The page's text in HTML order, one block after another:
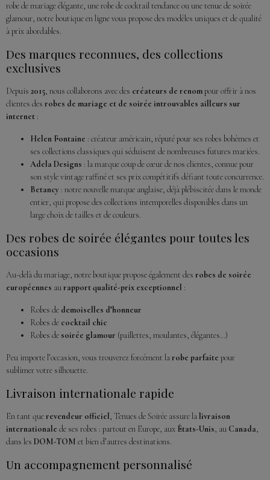
robe de mariage élégante, une robe de cocktail tendance ou une tenue de soirée
glamour, notre boutique en ligne vous propose des modèles uniques et de qualité
à prix abordables.
Des marques reconnues, des collections
exclusives
Depuis 2015, nous collaborons avec des créateurs de renompour offrir à nos
clientes des robes de mariage et de soirée introuvables ailleurs sur
internet :
Helen Fontaine : créateur américain, réputé pour ses robes bohèmes et
ses collections classiques qui séduisent de nombreuses futures mariées.
Adela Designs : la marque coup de cœur de nos clientes, connue pour
son style vintage raffiné et ses prix compétitifs défiant toute concurrence.
Betancy : notre nouvelle marque anglaise, déjà plébiscitée dans le monde
entier, qui propose des collections intemporelles disponibles dans un
large choix de tailles et de couleurs.
Des robes de soirée élégantes pour toutes les
occasions
Au-delà du mariage, notre boutique propose également des robes de soirée
européennes aurapport qualité-prix exceptionnel :
Robes de demoiselles d’honneur
Robes de cocktail chic
Robes de soirée glamour (paillettes, moulantes, élégantes…)
Peu importe l’occasion, vous trouverez forcément larobe parfaite pour
sublimer votre silhouette.
Livraison internationale rapide
En tant querevendeur officiel, Tenues de Soirée assure lalivraison
internationale de ses robes : partout en Europe, aux États-Unis, au Canada,
dans les DOM-TOM et bien d’autres destinations.
Un accompagnement personnalisé